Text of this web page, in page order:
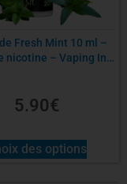
Fresh Mint 10 ml –
nicotine – Vaping In
5.90€
des options